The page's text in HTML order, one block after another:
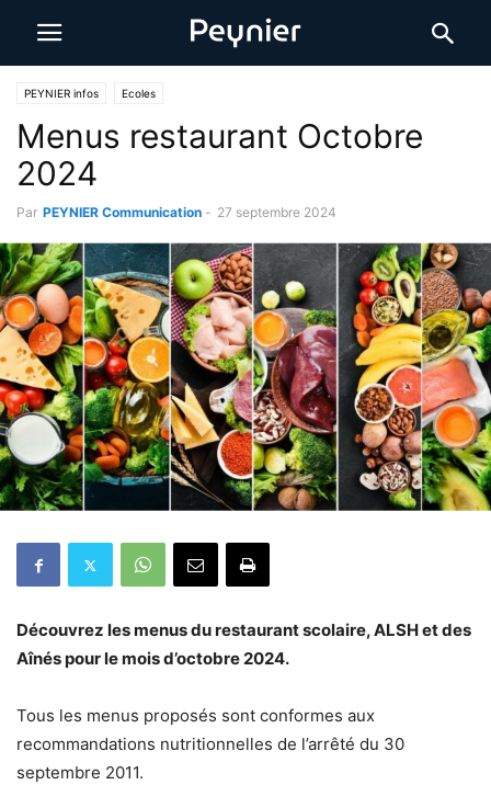
PEYNIER infos Ecoles
Menus restaurant Octobre
2024
Par PEYNIER Communication - 27 septembre 2024
Découvrez les menus du restaurant scolaire, ALSH et des
Aînés pour le mois d’octobre 2024.
Tous les menus proposés sont conformes aux
recommandations nutritionnelles de l’arrêté du 30
septembre 2011.